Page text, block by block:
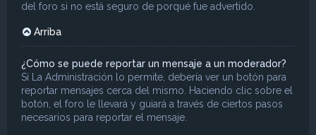
del foro si no está seguro de porqué fue advertido.
Arriba
¿Cómo se puede reportar un mensaje a un moderador?
Si La Administración lo permite, debería ver un botón para
reportar mensajes cerca del mismo. Haciendo clic sobre el
botón, el foro le llevará y guiará a través de ciertos pasos
necesarios para reportar el mensaje.